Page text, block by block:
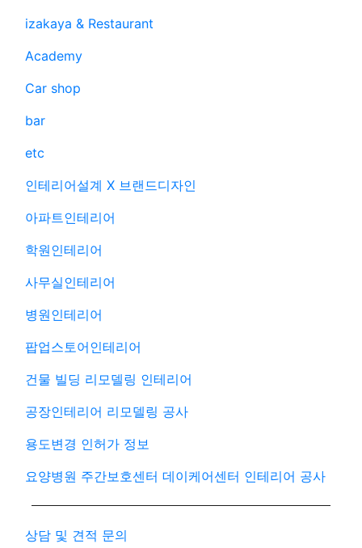
izakaya & Restaurant
Academy
Car shop
bar
etc
인테리어설계 X 브랜드디자인
아파트인테리어
학원인테리어
사무실인테리어
병원인테리어
팝업스토어인테리어
건물 빌딩 리모델링 인테리어
공장인테리어 리모델링 공사
용도변경 인허가 정보
요양병원 주간보호센터 데이케어센터 인테리어 공사
상담 및 견적 문의